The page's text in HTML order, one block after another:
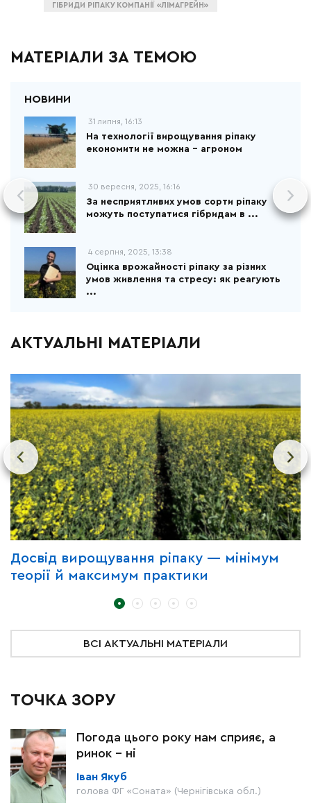
ГІБРИДИ РІПАКУ КОМПАНІЇ «ЛІМАГРЕЙН»
МАТЕРІАЛИ ЗА ТЕМОЮ
31 липня, 16:13
На технології вирощування ріпаку
економити не можна – агроном
30 вересня, 2025, 16:16
За несприятливих умов сорти ріпаку
можуть поступатися гібридам в ...
4 серпня, 2025, 13:38
Оцінка врожайності ріпаку за різних
умов живлення та стресу: як реагують
...
АКТУАЛЬНІ МАТЕРІАЛИ
Досвід вирощування ріпаку — мінімум
теорії й максимум практики
ВСІ АКТУАЛЬНІ МАТЕРІАЛИ
ТОЧКА ЗОРУ
Погода цього року нам сприяє, а
ринок – ні
Іван Якуб
голова ФГ «Соната» (Чернігівська обл.)